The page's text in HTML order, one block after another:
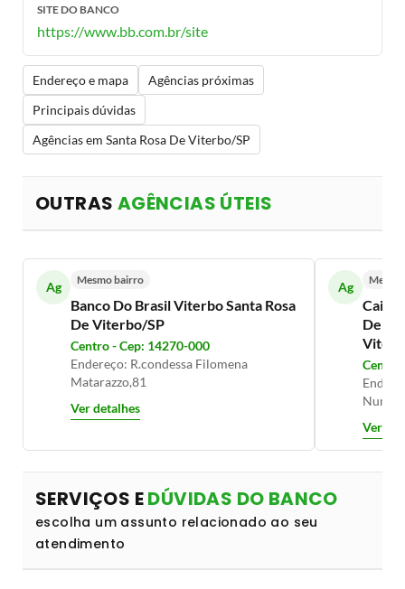
SITE DO BANCO
https://www.bb.com.br/site
Endereço e mapa
Agências próximas
Principais dúvidas
Agências em Santa Rosa De Viterbo/SP
OUTRAS AGÊNCIAS ÚTEIS
Ag Mesmo bairro
Banco Do Brasil Viterbo Santa Rosa
De Viterbo/SP
Centro - Cep: 14270-000
Endereço: R.condessa Filomena
Matarazzo,81
Ver detalhes
Ag
Caixa
De
Centro
Num
Ver
SERVIÇOS EDÚVIDAS DO BANCO
escolha um assunto relacionado ao seu
atendimento